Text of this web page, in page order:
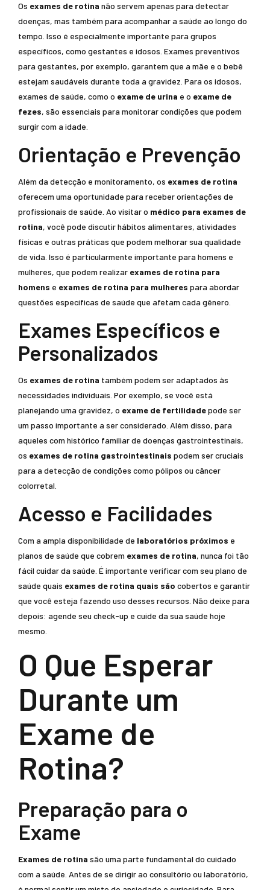
Os exames de rotina não servem apenas para detectar
doenças, mas também para acompanhar a saúde ao longo do
tempo. Isso é especialmente importante para grupos
específicos, como gestantes e idosos. Exames preventivos
para gestantes, por exemplo, garantem que a mãe e o bebê
estejam saudáveis durante toda a gravidez. Para os idosos,
exames de saúde, como o exame de urina e o exame de
fezes, são essenciais para monitorar condições que podem
surgir com a idade.
Orientação e Prevenção
Além da detecção e monitoramento, os exames de rotina
oferecem uma oportunidade para receber orientações de
profissionais de saúde. Ao visitar o médico para exames de
rotina, você pode discutir hábitos alimentares, atividades
físicas e outras práticas que podem melhorar sua qualidade
de vida. Isso é particularmente importante para homens e
mulheres, que podem realizar exames de rotina para
homens e exames de rotina para mulheres para abordar
questões específicas de saúde que afetam cada gênero.
Exames Específicos e
Personalizados
Os exames de rotina também podem ser adaptados às
necessidades individuais. Por exemplo, se você está
planejando uma gravidez, o exame de fertilidadepode ser
um passo importante a ser considerado. Além disso, para
aqueles com histórico familiar de doenças gastrointestinais,
os exames de rotina gastrointestinais podem ser cruciais
para a detecção de condições como pólipos ou câncer
colorretal.
Acesso e Facilidades
Com a ampla disponibilidade de laboratórios próximos e
planos de saúde que cobrem exames de rotina, nunca foi tão
fácil cuidar da saúde. É importante verificar com seu plano de
saúde quais exames de rotina quais são cobertos e garantir
que você esteja fazendo uso desses recursos. Não deixe para
depois: agende seu check-up e cuide da sua saúde hoje
mesmo.
O Que Esperar
Durante um
Exame de
Rotina?
Preparação para o
Exame
Exames de rotina são uma parte fundamental do cuidado
com a saúde. Antes de se dirigir ao consultório ou laboratório,